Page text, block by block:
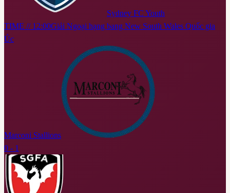
Sydney FC Youth
TIME // 12:00Giải Ngoại hạng bang New South Wales Quốc gia
Úc
Marconi Stallions
0 - 1